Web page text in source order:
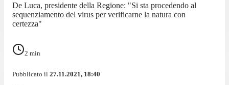
De Luca, presidente della Regione: "Si sta procedendo al
sequenziamento del virus per verificarne la natura con
certezza"
2 min
Pubblicato il 27.11.2021, 18:40